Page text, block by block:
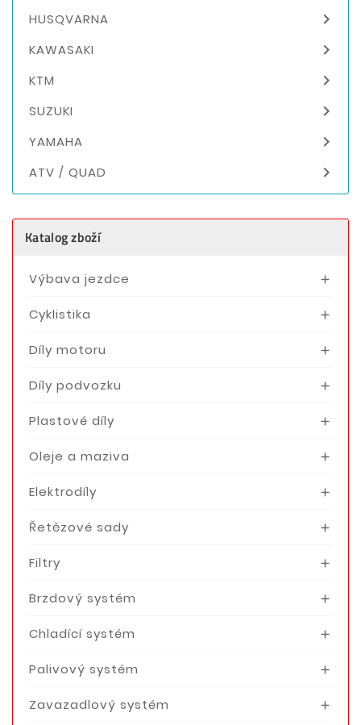
HUSQVARNA 
KAWASAKI 
KTM 
SUZUKI 
YAMAHA 
ATV / QUAD 
Katalog zboží
Výbava jezdce 
Cyklistika 
Díly motoru 
Díly podvozku 
Plastové díly 
Oleje a maziva 
Elektrodíly 
Řetězové sady 
Filtry 
Brzdový systém 
Chladící systém 
Palivový systém 
Zavazadlový systém 